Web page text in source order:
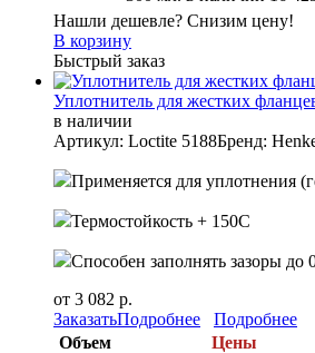
Нашли дешевле? Снизим цену!
В корзину
Быстрый заказ
Уплотнитель для жестких
в наличии
Артикул: Loctite 5188Бренд:
Применяется для уплотнения
Термостойкость + 150С
Способен заполнять зазоры до
от 3 082 р.
ЗаказатьПодробнее
Подробнее
Объем
Цены